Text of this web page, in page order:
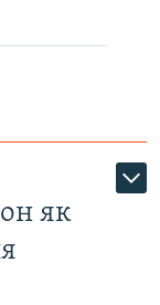
як